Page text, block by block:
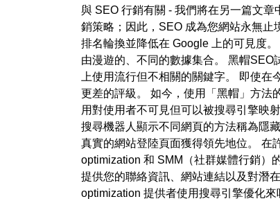
與 SEO 行銷有關 - 我們將在另一篇文章
銷策略；因此，SEO 成為您網站永無
排名輪換並降低在 Google 上的可見度
由漫遊的、不同的數據集合。 黑帽
上使用流行但不相關的關鍵字。 即使
更差的評級。 如今，使用「黑帽」方法
用對使用者不可見但可以被搜尋引擎映
搜尋機器人顯示不同網頁的方法稱為隱
真實的網站登陸頁面獲得領先地位。 在
optimization 和 SMM（社群媒體行銷）
提供您的聯絡資訊、網站連結以及對潛
optimization 提供者使用搜尋引擎優化